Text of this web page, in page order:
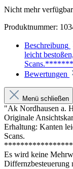
Nicht mehr verfügbar
Produktnummer:
Beschreibung
leicht
Bewertungen
Menü schließen
"Ak Nordhausen a.
Originale
Erhaltung: Kanten
Scans.
Es wird keine
Differnzbesteuerung